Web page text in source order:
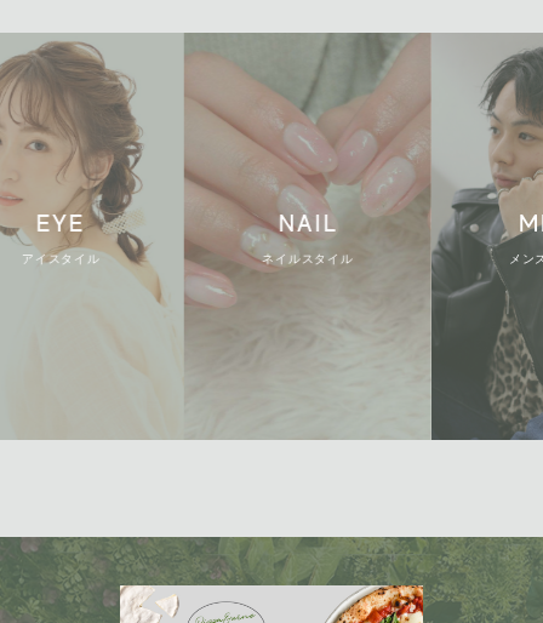
EYE
イスタイル
NAIL
ネイルスタイル メンズス